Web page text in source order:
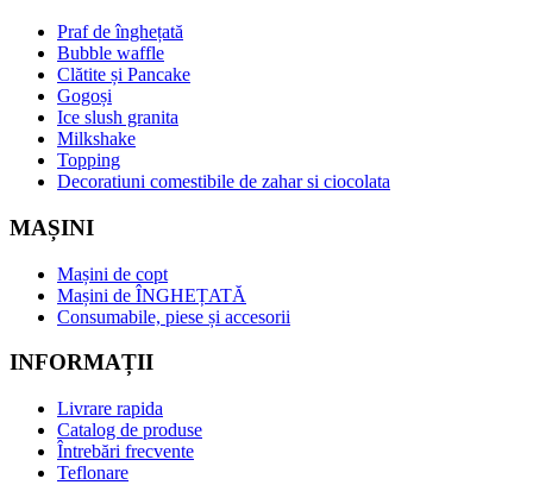
Praf de înghețată
Bubble waffle
Clătite și Pancake
Gogoși
Ice slush granita
Milkshake
Topping
Decoratiuni comestibile de zahar si ciocolata
MAȘINI
Mașini de copt
Mașini de ÎNGHEȚATĂ
Consumabile, piese și accesorii
INFORMAȚII
Livrare rapida
Catalog de produse
Întrebări frecvente
Teflonare